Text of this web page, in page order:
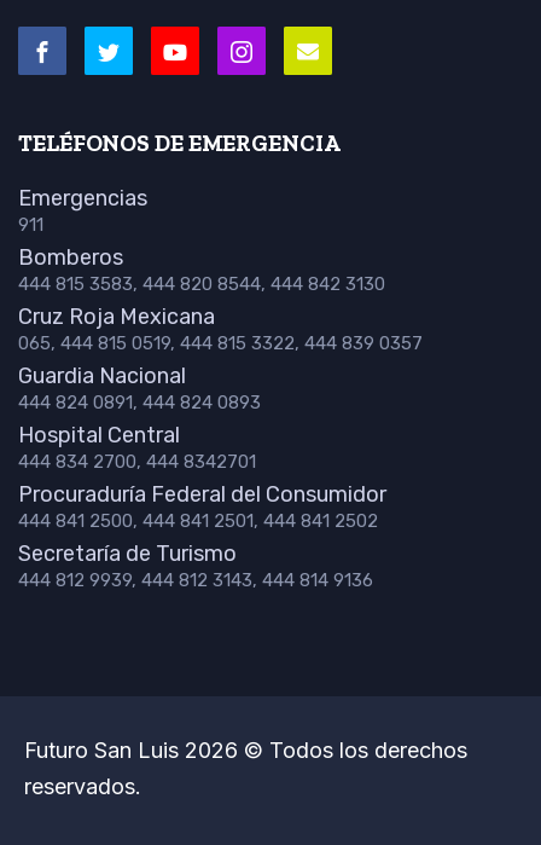
TELÉFONOS DE EMERGENCIA
Emergencias
911
Bomberos
444 815 3583, 444 820 8544, 444 842 3130
Cruz Roja Mexicana
065, 444 815 0519, 444 815 3322, 444 839 0357
Guardia Nacional
444 824 0891, 444 824 0893
Hospital Central
444 834 2700, 444 8342701
Procuraduría Federal del Consumidor
444 841 2500, 444 841 2501, 444 841 2502
Secretaría de Turismo
444 812 9939, 444 812 3143, 444 814 9136
Futuro San Luis 2026 © Todos los derechos
reservados.